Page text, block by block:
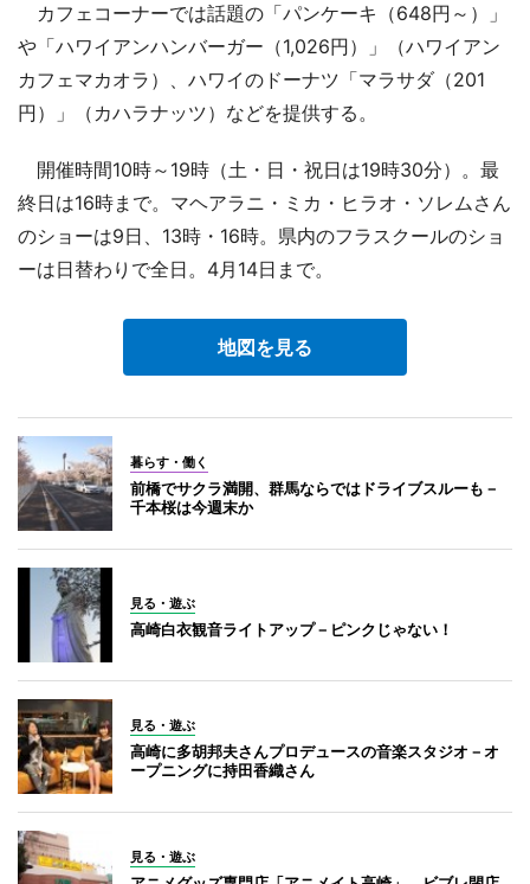
カフェコーナーでは話題の「パンケーキ（648円～）」
や「ハワイアンハンバーガー（1,026円）」（ハワイアン
カフェマカオラ）、ハワイのドーナツ「マラサダ（201
円）」（カハラナッツ）などを提供する。
開催時間10時～19時（土・日・祝日は19時30分）。最
終日は16時まで。マヘアラニ・ミカ・ヒラオ・ソレムさん
のショーは9日、13時・16時。県内のフラスクールのショ
ーは日替わりで全日。4月14日まで。
地図を見る
暮らす・働く
前橋でサクラ満開、群馬ならではドライブスルーも－
千本桜は今週末か
見る・遊ぶ
高崎白衣観音ライトアップ－ピンクじゃない！
見る・遊ぶ
高崎に多胡邦夫さんプロデュースの音楽スタジオ－オ
ープニングに持田香織さん
見る・遊ぶ